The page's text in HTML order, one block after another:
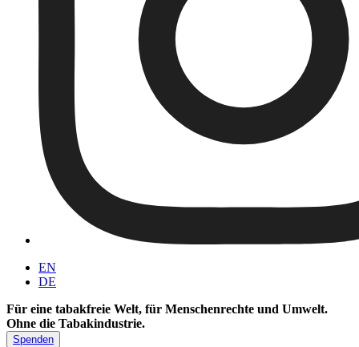
EN
DE
Für eine tabakfreie Welt, für Menschenrechte und Umwelt.
Ohne die Tabakindustrie.
Spenden